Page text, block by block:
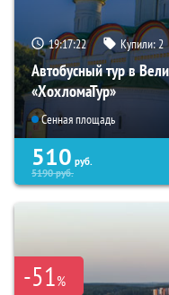
19:17:21 Купили:2
Автобусный тур в
«ХохломаТур»
Сенная площадь
510 руб.
5190руб.
-51%